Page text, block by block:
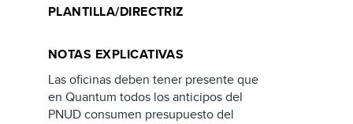
PLANTILLA/DIRECTRIZ
NOTAS EXPLICATIVAS
Las oficinas deben tener presente que
en Quantum todos los anticipos del
PNUD consumen presupuesto del